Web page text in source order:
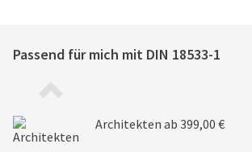
Passend für mich mit DIN 18533-1
Architekten ab 399,00 €